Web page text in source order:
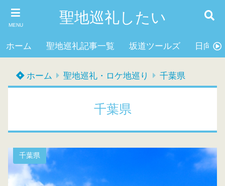
MENU 聖地巡礼したい
ホーム 聖地巡礼記事一覧 坂道ツールズ 日向坂
ホーム 聖地巡礼・ロケ地巡り 千葉県
千葉県
千葉県